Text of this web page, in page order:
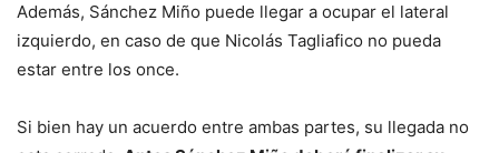
Además, Sánchez Miño puede llegar a ocupar el lateral
izquierdo, en caso de que Nicolás Tagliafico no pueda
estar entre los once.
Si bien hay un acuerdo entre ambas partes, su llegada no